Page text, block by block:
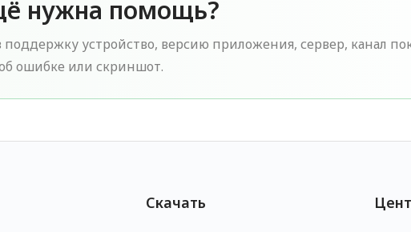
нужна помощь?
поддержку устройство, версию приложения, сервер, канал
ошибке или скриншот.
Скачать